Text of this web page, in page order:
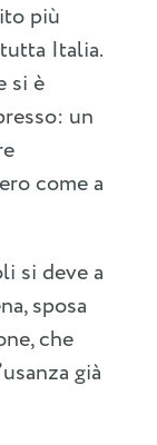
più
Italia.
si è
un
come a
si deve a
sposa
che
già